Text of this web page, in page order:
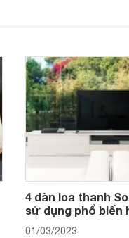
loa soundbar bình
tốt nhất hiện nay?
4 dàn loa thanh
sử dụng phổ biến
01/03/2023